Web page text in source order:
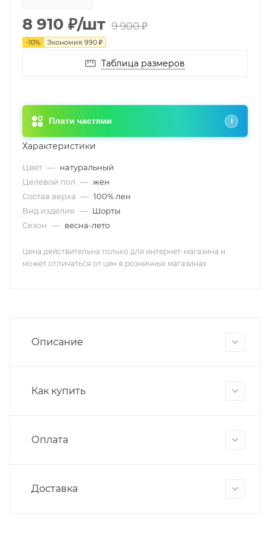
8 910 ₽/шт 9 900₽
-10% Экономия 990 ₽
Таблица размеров
Плати частями i
Характеристики
Цвет — натуральный
Целевой пол — жен
Состав верха — 100% лен
Вид изделия — Шорты
Сезон — весна-лето
Цена действительна только для интернет-магазина и
может отличаться от цен в розничных магазинах
Описание
Как купить
Оплата
Доставка